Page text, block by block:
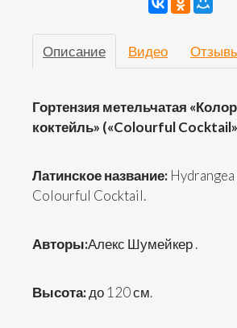
Описание Видео
Гортензия метельчатая
коктейль» («Colourful
Латинское название:
Colourful Cocktail.
Авторы:Алекс Шумейкер .
Высота:до 120 см.